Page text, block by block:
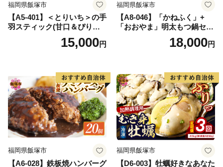
福岡県飯塚市
【A5-401】＜とりいち＞の手
羽スティック(甘口＆ぴり辛)
15,000円
福岡県飯塚市
【A8-046】「かねふく」+
「おおやま」明太もつ鍋セッ
ト(絞って使える明太子500g
18,000円
福岡県飯塚市
【A6-028】鉄板焼ハンバーグ
福岡県飯塚市
【D6-003】牡蠣好きなあなた